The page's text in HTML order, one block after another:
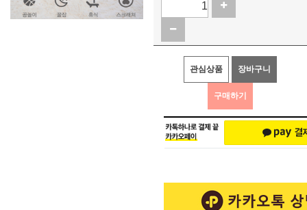
관심상품 장바구니
구매하기